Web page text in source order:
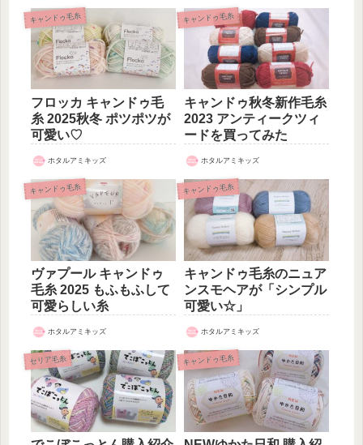
キャンドゥ毛糸
フロッカ キャンドゥ毛
糸 2025秋冬 ポツポツが
可愛い♡
ホタルアミキッズ
キャンドゥ毛糸
キャンドゥ秋冬新作毛糸
2023 アンティークツィ
ードを買ってみた
ホタルアミキッズ
キャンドゥ毛糸
ヴァプール キャンドゥ
毛糸 2025 もふもふして
可愛らしい糸
ホタルアミキッズ
キャンドゥ毛糸
キャンドゥ毛糸のニュア
ンスモヘアが「シンプル
可愛い☆」
ホタルアミキッズ
セリア毛糸 キャンドゥ毛糸